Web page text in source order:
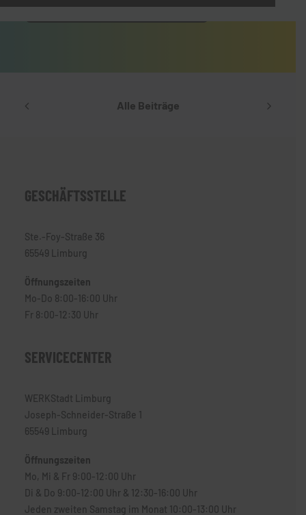
Newsletteranmeldung
Alle Beiträge
GESCHÄFTSSTELLE
Ste.-Foy-Straße 36
65549 Limburg
Öffnungszeiten
Mo-Do 8:00-16:00 Uhr
Fr 8:00-12:30 Uhr
SERVICECENTER
WERKStadt Limburg
Joseph-Schneider-Straße 1
65549 Limburg
Öffnungszeiten
Mo, Mi & Fr 9:00-12:00 Uhr
Di & Do 9:00-12:00 Uhr & 12:30-16:00 Uhr
Jeden zweiten Samstag im Monat 10:00-13:00 Uhr